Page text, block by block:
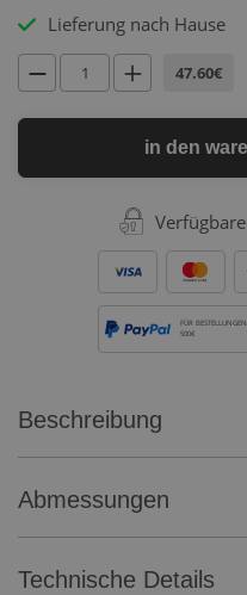
Lieferung nach Hause
47.60€
in den
FÜR
500€
Beschreibung
Abmessungen
Technische Details